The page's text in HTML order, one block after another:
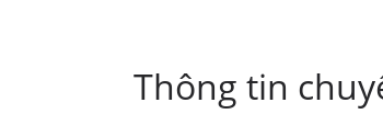
Thông tin